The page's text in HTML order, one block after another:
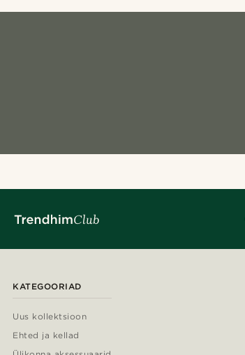
KATEGOORIAD
Uus kollektsioon
Ehted ja kellad